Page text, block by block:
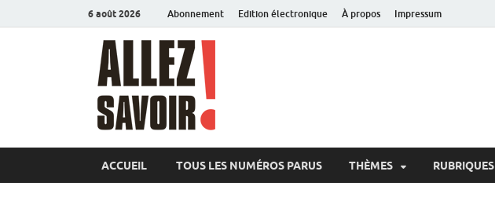
6 août 2026 Abonnement Edition électronique À propos Impressum
ACCUEIL TOUS LES NUMÉROS PARUS THÈMES RUBRIQUES